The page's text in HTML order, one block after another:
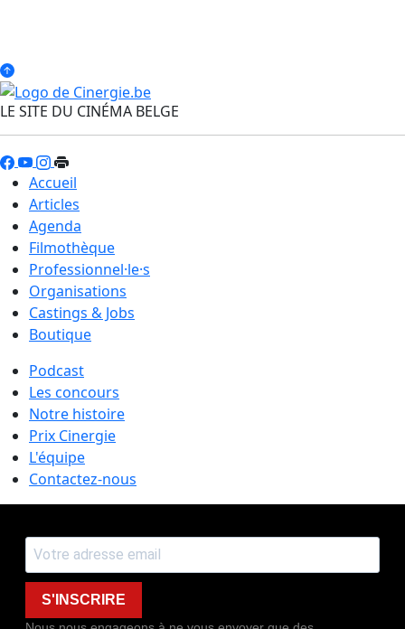
LE SITE DU CINÉMA BELGE
Accueil
Articles
Agenda
Filmothèque
Professionnel·le·s
Organisations
Castings & Jobs
Boutique
Podcast
Les concours
Notre histoire
Prix Cinergie
L'équipe
Contactez-nous
S'INSCRIRE